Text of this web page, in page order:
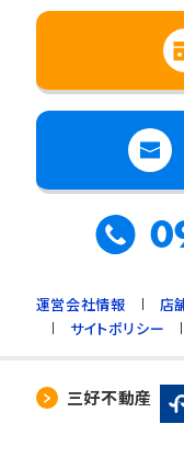
運営会社情報 店
サイトポリシー
三好不動産